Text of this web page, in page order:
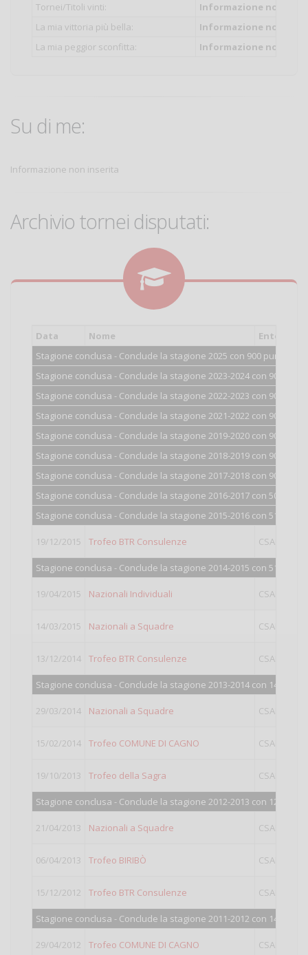
Tornei/Titoli vinti:
Informazione non
La mia vittoria più bella:
Informazione non
La mia peggior sconfitta:
Informazione non
Su di me:
Informazione non inserita
Archivio tornei disputati:
Data Nome Ente
Stagione conclusa - Conclude la stagione 2025 con 900 punti.
Stagione conclusa - Conclude la stagione 2023-2024 con 900 punti.
Stagione conclusa - Conclude la stagione 2022-2023 con 900 punti.
Stagione conclusa - Conclude la stagione 2021-2022 con 900 punti.
Stagione conclusa - Conclude la stagione 2019-2020 con 900 punti.
Stagione conclusa - Conclude la stagione 2018-2019 con 900 punti.
Stagione conclusa - Conclude la stagione 2017-2018 con 900 punti.
Stagione conclusa - Conclude la stagione 2016-2017 con 504 punti.
Stagione conclusa - Conclude la stagione 2015-2016 con 511 punti.
19/12/2015 Trofeo BTR Consulenze CSAIN
Stagione conclusa - Conclude la stagione 2014-2015 con 516 punti.
19/04/2015 Nazionali Individuali CSAIN
14/03/2015 Nazionali a Squadre CSAIN
13/12/2014 Trofeo BTR Consulenze CSAIN
Stagione conclusa - Conclude la stagione 2013-2014 con 143
29/03/2014 Nazionali a Squadre CSAIN
15/02/2014 Trofeo COMUNE DI CAGNO CSAIN
19/10/2013 Trofeo della Sagra CSAIN
Stagione conclusa - Conclude la stagione 2012-2013 con 129 punti.
21/04/2013 Nazionali a Squadre CSAIN
06/04/2013 Trofeo BIRIBÒ CSAIN
15/12/2012 Trofeo BTR Consulenze CSAIN
Stagione conclusa - Conclude la stagione 2011-2012 con 140 punti.
29/04/2012 Trofeo COMUNE DI CAGNO CSAIN